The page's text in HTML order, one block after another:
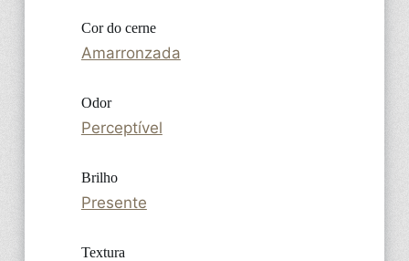
Cor do cerne
Amarronzada
Odor
Perceptível
Brilho
Presente
Textura